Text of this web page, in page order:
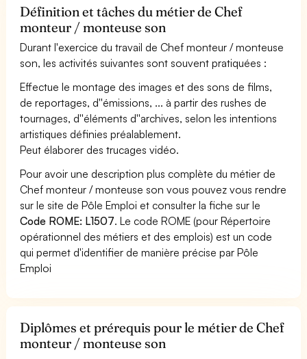
Définition et tâches du métier de Chef
monteur / monteuse son
Durant l'exercice du travail de Chef monteur / monteuse
son, les activités suivantes sont souvent pratiquées :
Effectue le montage des images et des sons de films,
de reportages, d''émissions, ... à partir des rushes de
tournages, d''éléments d''archives, selon les intentions
artistiques définies préalablement.
Peut élaborer des trucages vidéo.
Pour avoir une description plus complète du métier de
Chef monteur / monteuse son vous pouvez vous rendre
sur le site de Pôle Emploi et consulter la fiche sur le
Code ROME: L1507. Le code ROME (pour Répertoire
opérationnel des métiers et des emplois) est un code
qui permet d'identifier de manière précise par Pôle
Emploi
Diplômes et prérequis pour le métier de Chef
monteur / monteuse son